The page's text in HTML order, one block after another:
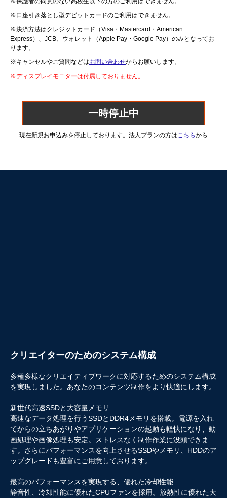
※口座引き落とし型デビットカードのご利用はできません。
※決済方法はクレジットカード（Visa・Mastercard・American
Express）、JCB、ウォレット（Apple Pay・Google Pay）のみとなってお
ります。
※キャンセルやご質問などはお問い合わせからお願いします。
※ディスプレイモニターは付属しておりません。
申し込み審査に進む
現在新規お申込みを停止しております。法人プランの方は こちらから
クリエイターのためのシステム構成
多種多様なクリエイティブワークに対応するためのシステム構成
を実現しました。あなたのコンテンツ制作をより快適にします。
新世代高速SSDと大容量メモリ
高速なデータ処理を行うSSDとDDR4メモリを搭載。電源を入れ
てからの立ちあがりやアプリケーションの起動も軽快になり、動
画処理や画像処理も安定。ストレスなく制作作業に没頭できま
す。さらにパフォーマンスを向上させるSSDやメモリ、HDDのア
ップグレードも豊富にご用意しております。
最高のパフォーマンスを実現する、優れた冷却性能
静音性、冷却性能に優れたCPUファンを採用。放熱性に優れた大